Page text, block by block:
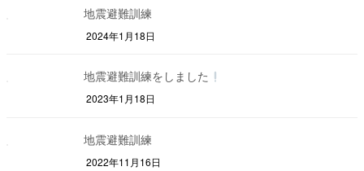
地震避難訓練
2024年1月18日
地震避難訓練をしました
2023年1月18日
地震避難訓練
2022年11月16日